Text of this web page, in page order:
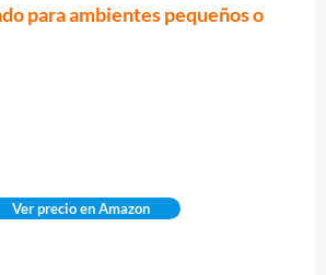
para ambientes pequeños o
Ver precio en Amazon